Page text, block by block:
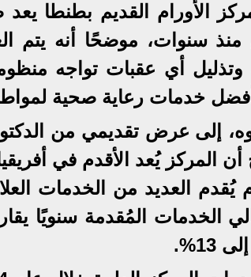
الأورام القديم بطنطا
سنوات، موضحًا أنه يتم
أي عقبات تواجه
خدمات رعاية صحية
إلى عرض تقديمي من
المركز يُعد الأقدم في
يُقدم العديد من الخدمات
الخدمات المُقدمة سنويًا